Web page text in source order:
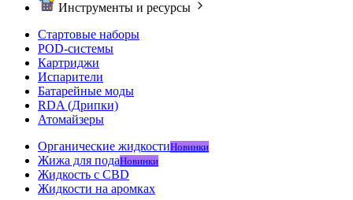
Инструменты и ресурсы
Стартовые наборы
POD-системы
Картриджи
Испарители
Батарейные моды
RDA (Дрипки)
Атомайзеры
Органические жидкостиНовинки
Жижа для подаНовинки
Жидкость с CBD
Жидкости на аромках